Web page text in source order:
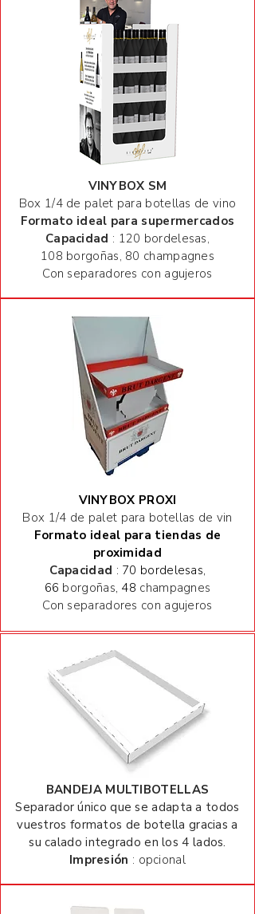
VINYBOX SM
Box 1/4 de palet para botellas de vino
Formato ideal para supermercados
Capacidad : 120 bordelesas,
108 borgoñas, 80 champagnes
Con separadores con agujeros
VINYBOX PROXI
Box 1/4 de palet para botellas de vin
Formato ideal para tiendas de
proximidad
Capacidad : 70 bordelesas,
66 borgoñas, 48 champagnes
Con separadores con agujeros
BANDEJA MULTIBOTELLAS
Separador único que se adapta a todos
vuestros formatos de botella gracias a
su calado integrado en los 4 lados.
Impresión : opcional